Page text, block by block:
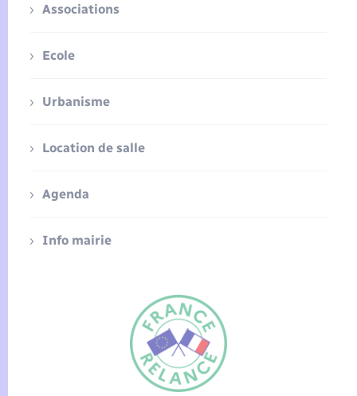
FR
Associations
Ecole
Urbanisme
Location de salle
Agenda
Info mairie